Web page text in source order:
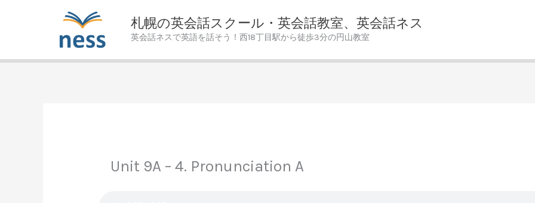
札幌の英会話スクール・英会話教室、英会話ネス
英会話ネスで英語を話そう！西18丁目駅から徒歩3分の円山教室
Unit 9A – 4. Pronunciation A